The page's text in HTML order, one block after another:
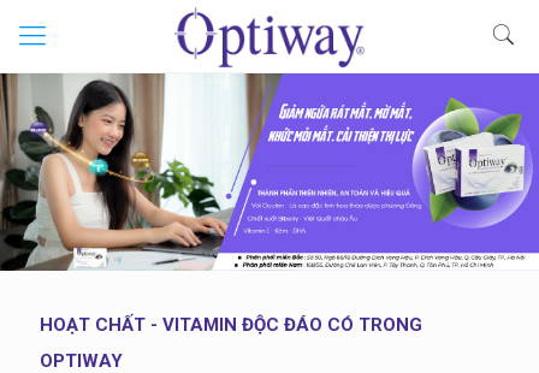
HOẠT CHẤT - VITAMIN ĐỘC ĐÁO CÓ TRONG
OPTIWAY